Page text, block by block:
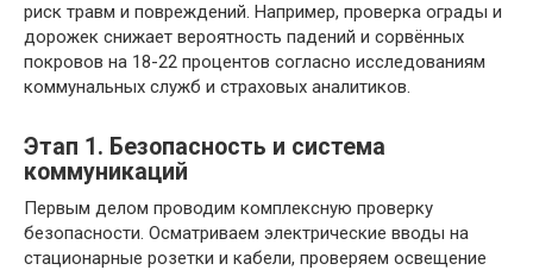
риск травм и повреждений. Например, проверка ограды и
дорожек снижает вероятность падений и сорвённых
покровов на 18-22 процентов согласно исследованиям
коммунальных служб и страховых аналитиков.
Этап 1. Безопасность и система
коммуникаций
Первым делом проводим комплексную проверку
безопасности. Осматриваем электрические вводы на
стационарные розетки и кабели, проверяем освещение